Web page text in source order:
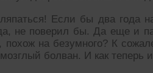
Если бы два года
не поверил бы. Да еще и
на безумного? К
болван. И как теперь